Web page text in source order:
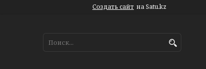
Создать сайт на Satu.kz